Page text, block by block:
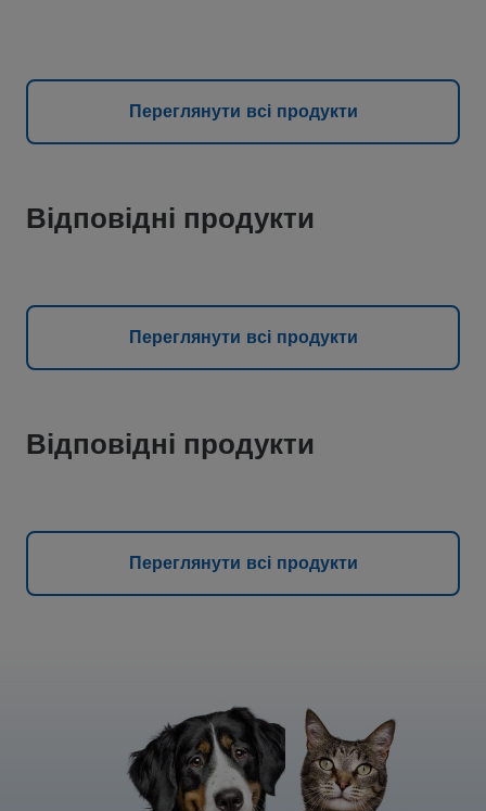
Переглянути всі продукти
Відповідні продукти
Переглянути всі продукти
Відповідні продукти
Переглянути всі продукти